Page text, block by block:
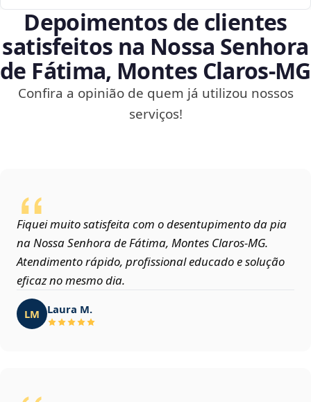
Depoimentos de clientes
satisfeitos na Nossa Senhora
de Fátima, Montes Claros‑MG
Confira a opinião de quem já utilizou nossos
serviços!
Fiquei muito satisfeita com o desentupimento da pia
na Nossa Senhora de Fátima, Montes Claros‑MG.
Atendimento rápido, profissional educado e solução
eficaz no mesmo dia.
LM Laura M.